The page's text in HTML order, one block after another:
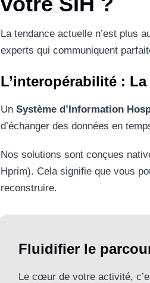
La tendance actuelle n’est plus
experts qui communiquent
L’interopérabilité :
Un Système d’Information
d’échanger des données en
Nos solutions sont conçues
Hprim). Cela signifie que vous
reconstruire.
Fluidifier le
Le cœur de votre activité,